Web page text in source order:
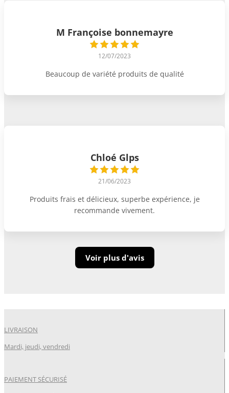
M Françoise bonnemayre
12/07/2023
Beaucoup de variété produits de qualité
Chloé Glps
21/06/2023
Produits frais et délicieux, superbe expérience, je
recommande vivement.
Voir plus d'avis
LIVRAISON
Mardi, jeudi, vendredi
PAIEMENT SÉCURISÉ